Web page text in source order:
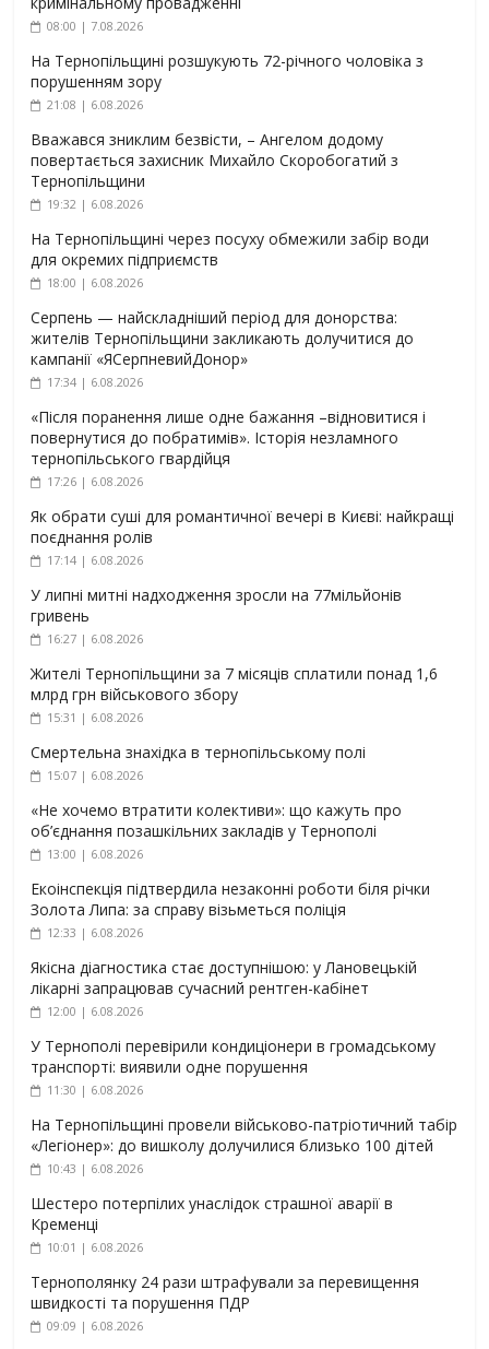
08:00 | 7.08.2026
На Тернопільщині розшукують 72-річного чоловіка з
порушенням зору
21:08 | 6.08.2026
Вважався зниклим безвісти, – Ангелом додому
повертається захисник Михайло Скоробогатий з
Тернопільщини
19:32 | 6.08.2026
На Тернопільщині через посуху обмежили забір води
для окремих підприємств
18:00 | 6.08.2026
Серпень — найскладніший період для донорства:
жителів Тернопільщини закликають долучитися до
кампанії «ЯСерпневийДонор»
17:34 | 6.08.2026
«Після поранення лише одне бажання –відновитися і
повернутися до побратимів». Історія незламного
тернопільського гвардійця
17:26 | 6.08.2026
Як обрати суші для романтичної вечері в Києві: найкращі
поєднання ролів
17:14 | 6.08.2026
У липні митні надходження зросли на 77мільйонів
гривень
16:27 | 6.08.2026
Жителі Тернопільщини за 7 місяців сплатили понад 1,6
млрд грн військового збору
15:31 | 6.08.2026
Смертельна знахідка в тернопільському полі
15:07 | 6.08.2026
«Не хочемо втратити колективи»: що кажуть про
об’єднання позашкільних закладів у Тернополі
13:00 | 6.08.2026
Екоінспекція підтвердила незаконні роботи біля річки
Золота Липа: за справу візьметься поліція
12:33 | 6.08.2026
Якісна діагностика стає доступнішою: у Лановецькій
лікарні запрацював сучасний рентген-кабінет
12:00 | 6.08.2026
У Тернополі перевірили кондиціонери в громадському
транспорті: виявили одне порушення
11:30 | 6.08.2026
На Тернопільщині провели військово-патріотичний табір
«Легіонер»: до вишколу долучилися близько 100 дітей
10:43 | 6.08.2026
Шестеро потерпілих унаслідок страшної аварії в
Кременці
10:01 | 6.08.2026
Тернополянку 24 рази штрафували за перевищення
швидкості та порушення ПДР
09:09 | 6.08.2026